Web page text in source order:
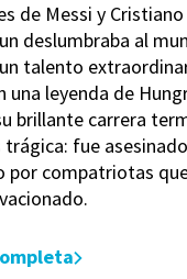
de Messi y
deslumbraba al
talento
una leyenda de
brillante carrera
fue
por compatriotas